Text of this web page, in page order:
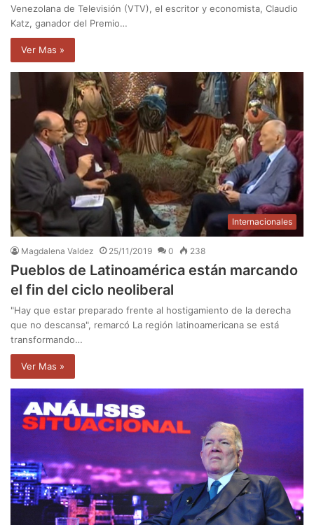
Venezolana de Televisión (VTV), el escritor y economista, Claudio
Katz, ganador del Premio…
Ver Mas »
Internacionales
Magdalena Valdez 25/11/2019 0 238
Pueblos de Latinoamérica están marcando
el fin del ciclo neoliberal
"Hay que estar preparado frente al hostigamiento de la derecha
que no descansa", remarcó La región latinoamericana se está
transformando…
Ver Mas »